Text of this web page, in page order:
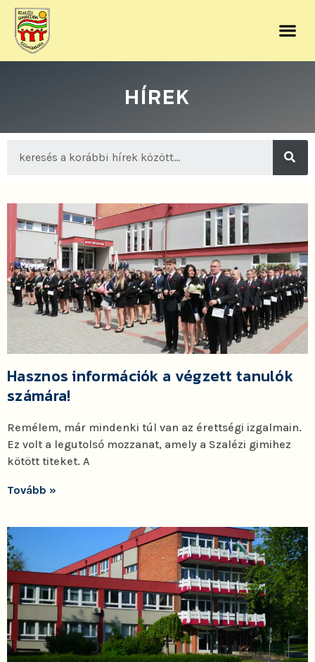
HÍREK
Hasznos információk a végzett tanulók
számára!
Remélem, már mindenki túl van az érettségi izgalmain.
Ez volt a legutolsó mozzanat, amely a Szalézi gimihez
kötött titeket. A
Tovább »